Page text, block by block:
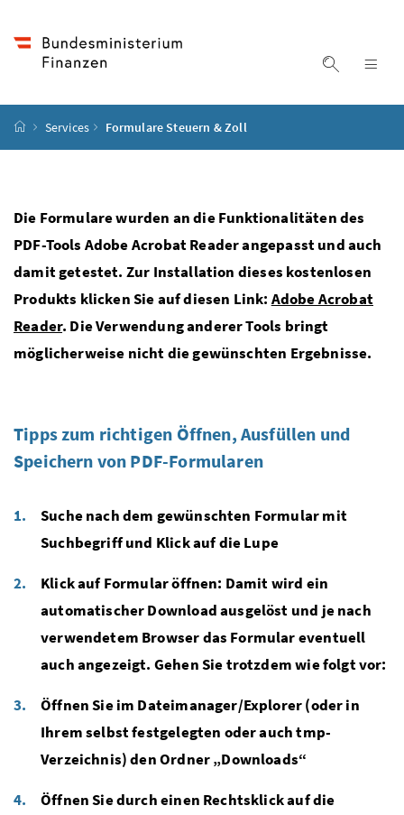
Suche
Startseite
Services Formulare Steuern & Zoll
Die Formulare wurden an die Funktionalitäten des
PDF-Tools Adobe Acrobat Reader angepasst und auch
damit getestet. Zur Installation dieses kostenlosen
Produkts klicken Sie auf diesen Link: Adobe Acrobat
Reader. Die Verwendung anderer Tools bringt
möglicherweise nicht die gewünschten Ergebnisse.
Tipps zum richtigen Öffnen, Ausfüllen und
Speichern von PDF-Formularen
Suche nach dem gewünschten Formular mit
Suchbegriff und Klick auf die Lupe
Klick auf Formular öffnen: Damit wird ein
automatischer Download ausgelöst und je nach
verwendetem Browser das Formular eventuell
auch angezeigt. Gehen Sie trotzdem wie folgt vor:
Öffnen Sie im Dateimanager/Explorer (oder in
Ihrem selbst festgelegten oder auch tmp-
Verzeichnis) den Ordner „Downloads“
Öffnen Sie durch einen Rechtsklick auf die